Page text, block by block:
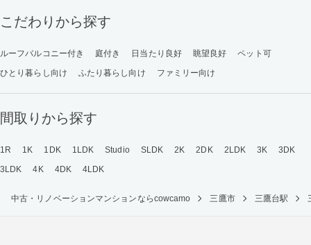
こだわりから探す
ルーフバルコニー付き 庭付き 日当たり良好 眺望良好
ペット可
ひとり暮らし向け
ふたり暮らし向け ファミリー向け
間取りから探す
1R 1K 1DK 1LDK Studio SLDK 2K 2DK 2LDK 3K
3DK
3LDK
4K 4DK 4LDK
中古・リノベーションマンションならcowcamo 三鷹市 三鷹台駅